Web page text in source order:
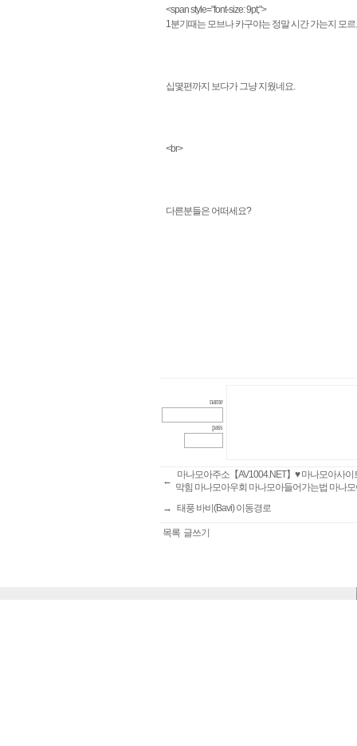
<span style="font-size: 9pt;">
1분기때는 모브나 카구야는 정말 시간 가는지 모르
십몇편까지 보다가 그냥 지웠네요.
<br>
다른분들은 어떠세요?
name
pass
←
마나모아주소【AV1004.NET】♥ 마나모아사
막힘 마나모아우회 마나모아들어가는법 마나
→ 태풍 바비(Bavi) 이동경로
목록 글쓰기